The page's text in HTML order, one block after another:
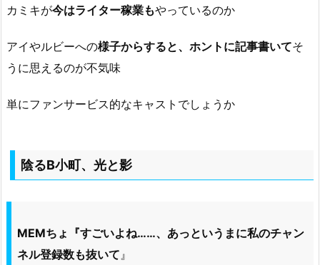
カミキが今はライター稼業もやっているのか
アイやルビーへの様子からすると、ホントに記事書いてそ
うに思えるのが不気味
単にファンサービス的なキャストでしょうか
陰るB小町、光と影
MEMちょ『すごいよね……、あっというまに私のチャン
ネル登録数も抜いて 』